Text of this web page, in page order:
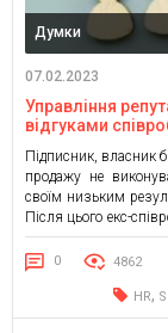
Думки
07.02.2023
Управління
відгуками
Підписник, власник
продажу не
своїм низьким
Після цього екс-
як його тиранили
розберемо, як
0 4862
HR,